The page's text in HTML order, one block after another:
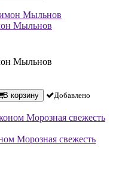
Мыльнов
Мыльнов
В корзину Добавлено
Морозная свежесть